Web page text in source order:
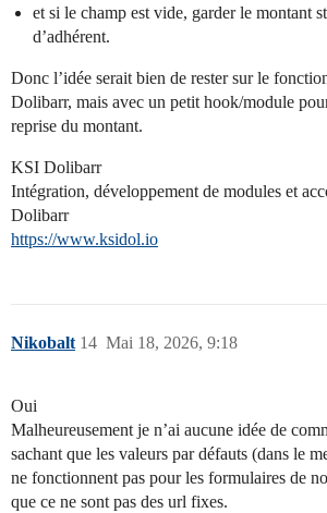
et si le champ est vide, garder le montant
d’adhérent.
Donc l’idée serait bien de rester sur le
Dolibarr, mais avec un petit hook/module
reprise du montant.
KSI Dolibarr
Intégration, développement de modules et
Dolibarr
https://www.ksidol.io
Nikobalt Mai 18, 2026, 9:18
14
Oui
Malheureusement je n’ai aucune idée de
sachant que les valeurs par défauts (dans le
ne fonctionnent pas pour les formulaires de
que ce ne sont pas des url fixes.